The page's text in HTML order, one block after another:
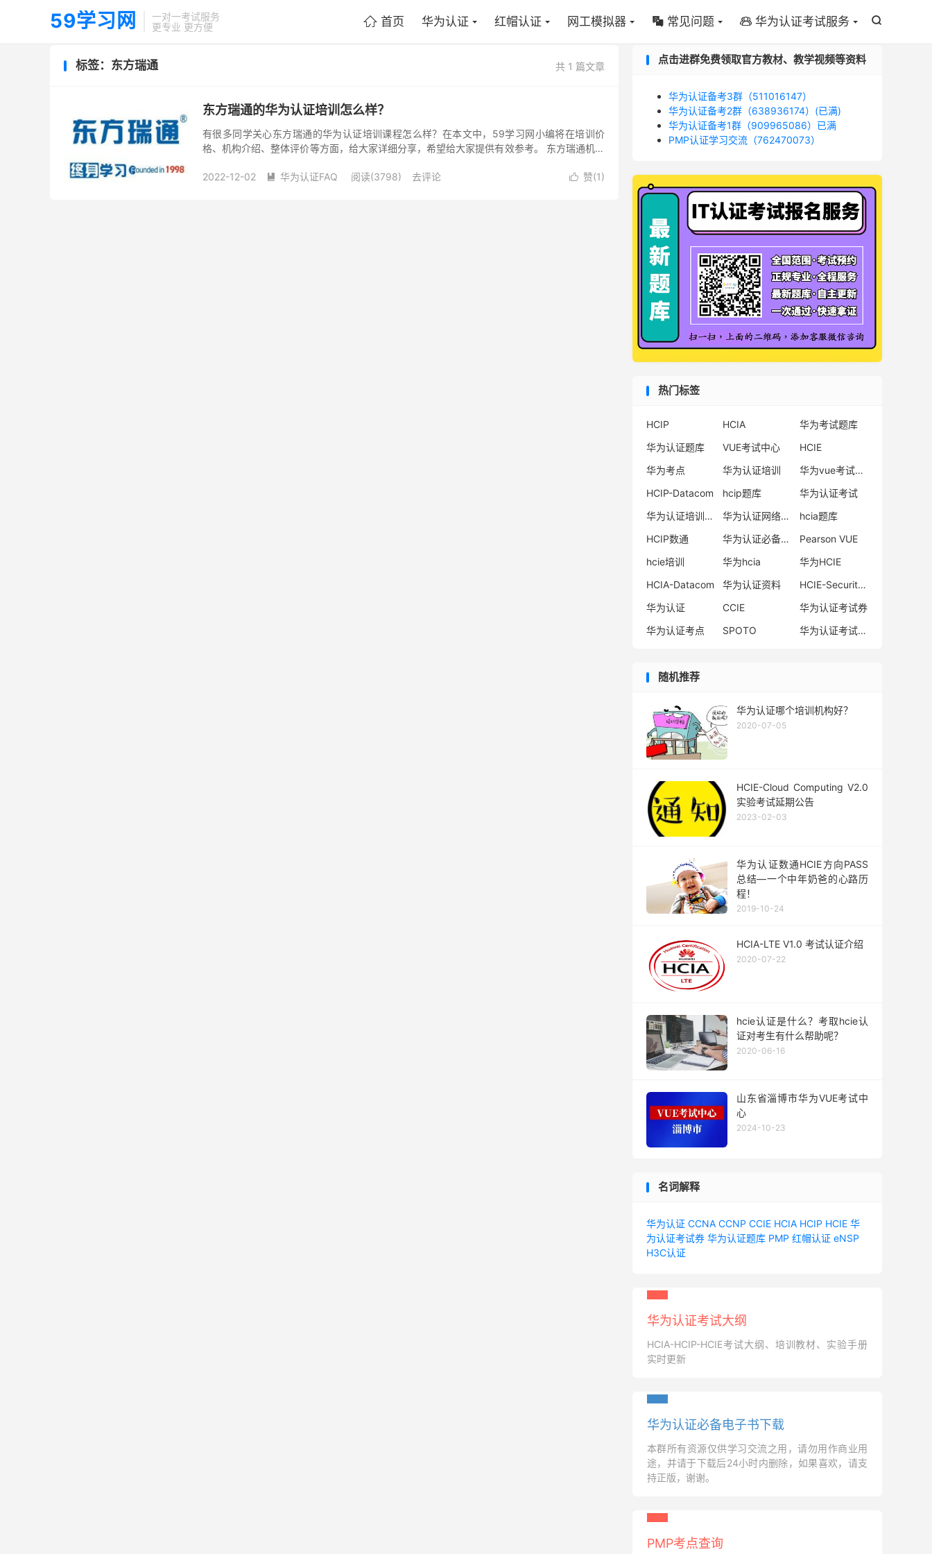
59学习网
一对一考试服务
更专业 更方便

 首页 华为认证 红帽认证 网工模拟器  常见问题  华为认证考试服务
共 1 篇文章
标签：东方瑞通
东方瑞通的华为认证培训怎么样？
有很多同学关心东方瑞通的华为认证培训课程怎么样？在本文中，59学习网小编将在培训价
格、机构介绍、整体评价等方面，给大家详细分享，希望给大家提供有效参考。 东方瑞通机构
 赞(1)
2022-12-02  华为认证FAQ 阅读(3798) 去评论
点击进群免费领取官方教材、教学视频等资料
华为认证备考3群（511016147）
华为认证备考2群（638936174）(已满)
华为认证备考1群（909965086）已满
PMP认证学习交流（762470073）
热门标签
HCIP HCIA
华为考试题库
华为认证题库
VUE考试中心
HCIE
华为考点
华为认证培训
华为vue考试中心
HCIP-Datacom
hcip题库
华为认证考试
华为认证培训机构
华为认证网络工程师
hcia题库
HCIP数通
华为认证必备电子书系列
Pearson VUE
hcie培训
华为hcia
华为HCIE
HCIA-Datacom
华为认证资料
HCIE-Security备考指南
华为认证
CCIE
华为认证考试券
华为认证考点
SPOTO 华为认证考试费用
随机推荐
华为认证哪个培训机构好？
2020-07-05
HCIE-Cloud Computing V2.0
实验考试延期公告
2023-02-03
华为认证数通HCIE方向PASS
总结—一个中年奶爸的心路历
程！
2019-10-24
HCIA-LTE V1.0 考试认证介绍
2020-07-22
hcie认证是什么？考取hcie认
证对考生有什么帮助呢？
2020-06-16
山东省淄博市华为VUE考试中
心
2024-10-23
名词解释
华为认证 CCNA CCNP CCIE HCIA HCIP HCIE 华
为认证考试券 华为认证题库 PMP 红帽认证 eNSP
H3C认证
华为认证考试大纲
HCIA-HCIP-HCIE考试大纲、培训教材、实验手册
实时更新
华为认证必备电子书下载
本群所有资源仅供学习交流之用，请勿用作商业用
途，并请于下载后24小时内删除，如果喜欢，请支
持正版，谢谢。
PMP考点查询